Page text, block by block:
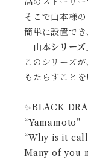
そこで山本様の
簡単に設置で
「山本シリーズ
このシリーズ
もたらすことを
✨BLACK
“Yamamoto”
“Why is it
Many of you